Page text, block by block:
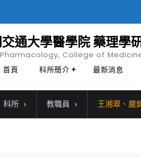
通大學醫學院 藥理學
College of
首頁
科所簡介 最新消息
科所 教職員 王湘翠、嚴